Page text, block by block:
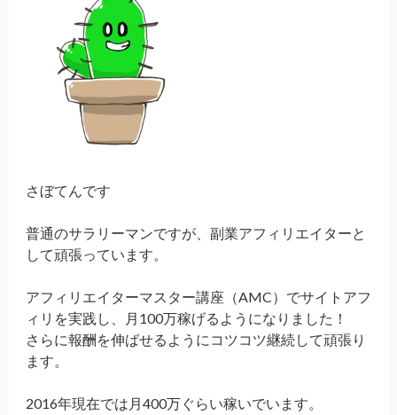
さぼてんです
普通のサラリーマンですが、副業アフィリエイターと
して頑張っています。
アフィリエイターマスター講座（AMC）でサイトアフ
ィリを実践し、月100万稼げるようになりました！
さらに報酬を伸ばせるようにコツコツ継続して頑張り
ます。
2016年現在では月400万ぐらい稼いでいます。